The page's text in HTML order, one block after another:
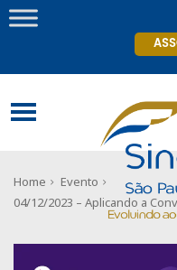
Home
Evento
04/12/2023 – Aplicando a